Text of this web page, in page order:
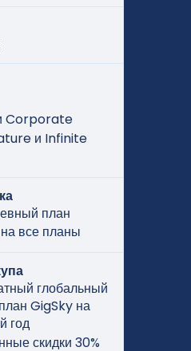
Corporate
и Infinite
план
все планы
глобальный
GigSky на
год
скидки 30%